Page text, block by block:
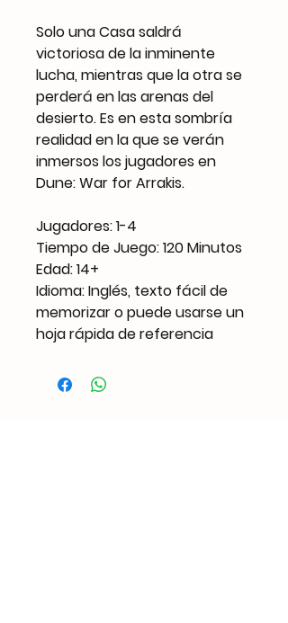
Solo una Casa saldrá
victoriosa de la inminente
lucha, mientras que la otra se
perderá en las arenas del
desierto. Es en esta sombría
realidad en la que se verán
inmersos los jugadores en
Dune: War for Arrakis.
Jugadores: 1-4
Tiempo de Juego: 120 Minutos
Edad: 14+
Idioma: Inglés, texto fácil de
memorizar o puede usarse un
hoja rápida de referencia